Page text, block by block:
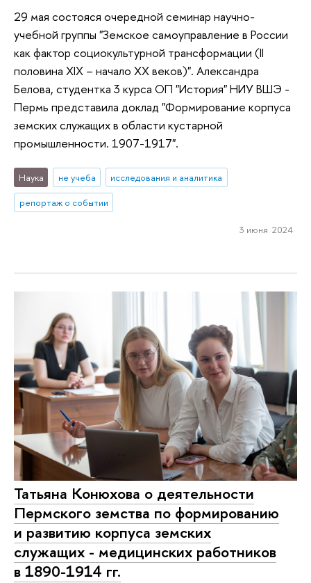
29 мая состояся очередной семинар научно-
учебной группы "Земское самоуправление в России
как фактор социокультурной трансформации (II
половина XIX – начало XX веков)". Александра
Белова, студентка 3 курса ОП "История" НИУ ВШЭ -
Пермь представила доклад "Формирование корпуса
земских служащих в области кустарной
промышленности. 1907-1917".
Наука не учеба
исследования и аналитика
репортаж о событии
3 июня 2024
Татьяна Конюхова о деятельности
Пермского земства по формированию
и развитию корпуса земских
служащих - медицинских работников
в 1890-1914 гг.